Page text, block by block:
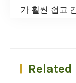
가 훨씬 쉽고
Related